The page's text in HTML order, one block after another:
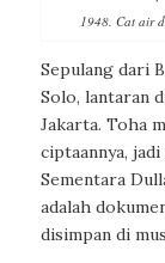
1948. Cat air
Sepulang dari
Solo, lantaran
Jakarta. Toha
ciptaannya,
Sementara
adalah
disimpan di